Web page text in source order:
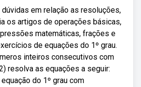
em relação as resoluções,
os artigos de operações básicas,
matemáticas, frações e
de equações do 1º grau.
inteiros consecutivos com
resolva as equações a seguir:
do 1º grau com